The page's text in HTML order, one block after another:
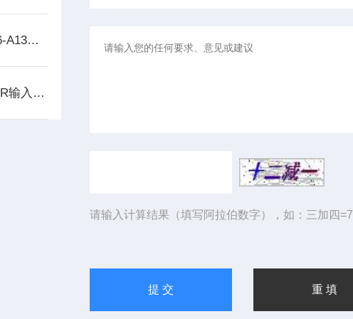
定期维护保养可确保1756-A13数字量输出模块的正常运行
不知道了吧！1756-EN2TR输入模块是数控系统动力的保障
请输入计算结果（填写阿拉伯数字），如：三加四=7